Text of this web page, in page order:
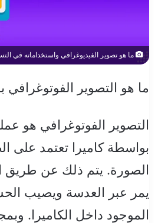
ما هو تصوير الفيديوغرافي واستخداماته في
ما هو التصوير الفوتوغرافي
التصوير الفوتوغرافي هو
بواسطة كاميرا تعتمد على
الصورة. يتم ذلك عن طريق
يمر عبر العدسة ويصيب
الموجود داخل الكاميرا.